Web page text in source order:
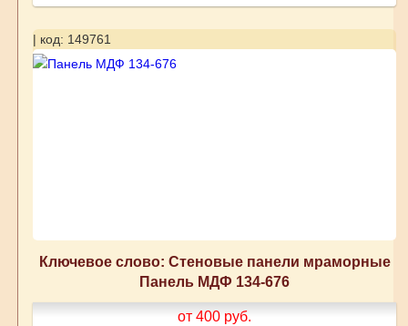
| код: 149761
Ключевое слово: Стеновые панели мраморные
Панель МДФ 134-676
от 400 руб.